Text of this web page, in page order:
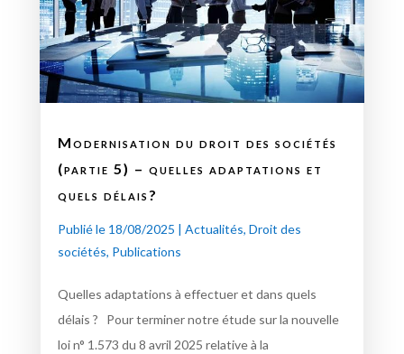
Modernisation du droit des sociétés
(partie 5) – quelles adaptations et
quels délais?
Publié le 18/08/2025 Actualités, Droit des
sociétés, Publications
Quelles adaptations à effectuer et dans quels
délais ? Pour terminer notre étude sur la nouvelle
loi n° 1.573 du 8 avril 2025 relative à la